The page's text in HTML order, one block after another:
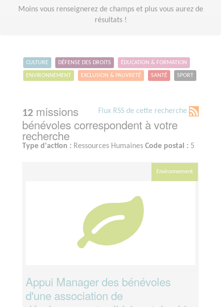
Moins vous renseignerez de champs et plus vous aurez de
résultats !
CULTURE DÉFENSE DES DROITS ÉDUCATION & FORMATION
ENVIRONNEMENT EXCLUSION & PAUVRETÉ SANTÉ SPORT
Flux RSS de cette recherche
12 missions
bénévoles correspondent à votre
recherche
Type d'action : Ressources Humaines Code postal : 5
Environnement
Appui Manager des bénévoles
d'une association de